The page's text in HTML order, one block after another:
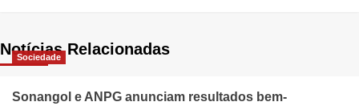
Notícias Relacionadas
Sociedade
Sonangol e ANPG anunciam resultados bem-